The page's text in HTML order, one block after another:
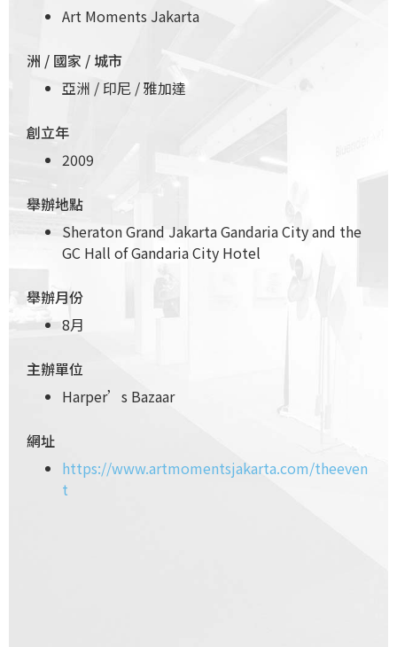
Art Moments Jakarta
洲 / 國家 / 城市
亞洲 / 印尼 / 雅加達
創立年
2009
舉辦地點
Sheraton Grand Jakarta Gandaria City and the
GC Hall of Gandaria City Hotel
舉辦月份
8月
主辦單位
Harper’s Bazaar
網址
https://www.artmomentsjakarta.com/theeven
t